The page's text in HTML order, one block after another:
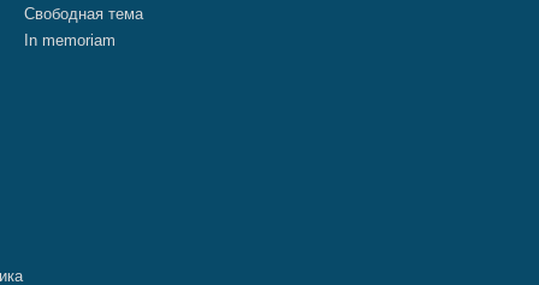
Свободная тема
In memoriam